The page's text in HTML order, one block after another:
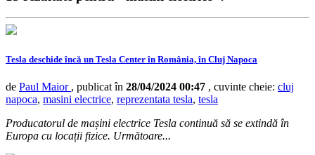
Tesla deschide încă un Tesla Center în România, în Cluj Napoca
de Paul Maior , publicat în 28/04/2024 00:47 , cuvinte cheie: cluj
napoca, masini electrice, reprezentata tesla, tesla
Producatorul de mașini electrice Tesla continuă să se extindă în
Europa cu locații fizice. Următoare...